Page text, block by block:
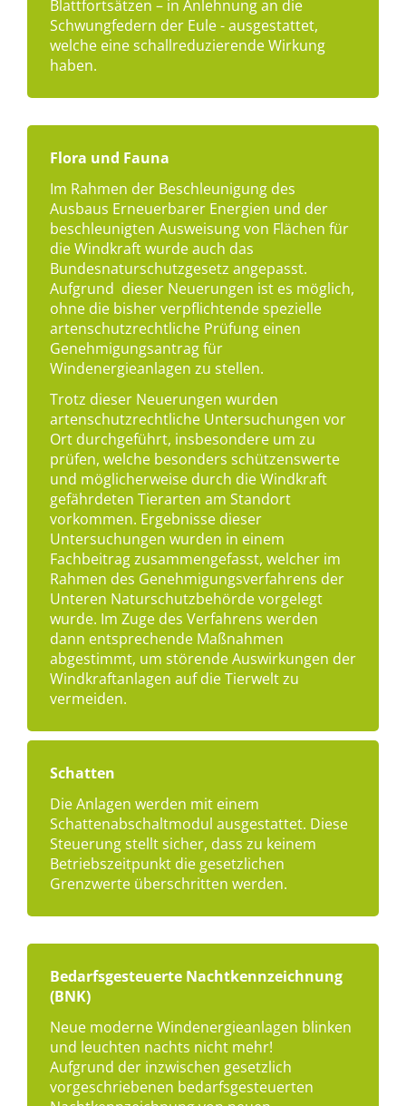
Blattfortsätzen – in Anlehnung an die
Schwungfedern der Eule - ausgestattet,
welche eine schallreduzierende Wirkung
haben.
Flora und Fauna
Im Rahmen der Beschleunigung des
Ausbaus Erneuerbarer Energien und der
beschleunigten Ausweisung von Flächen für
die Windkraft wurde auch das
Bundesnaturschutzgesetz angepasst.
Aufgrund dieser Neuerungen ist es möglich,
ohne die bisher verpflichtende spezielle
artenschutzrechtliche Prüfung einen
Genehmigungsantrag für
Windenergieanlagen zu stellen.
Trotz dieser Neuerungen wurden
artenschutzrechtliche Untersuchungen vor
Ort durchgeführt, insbesondere um zu
prüfen, welche besonders schützenswerte
und möglicherweise durch die Windkraft
gefährdeten Tierarten am Standort
vorkommen. Ergebnisse dieser
Untersuchungen wurden in einem
Fachbeitrag zusammengefasst, welcher im
Rahmen des Genehmigungsverfahrens der
Unteren Naturschutzbehörde vorgelegt
wurde. Im Zuge des Verfahrens werden
dann entsprechende Maßnahmen
abgestimmt, um störende Auswirkungen der
Windkraftanlagen auf die Tierwelt zu
vermeiden.
Schatten
Die Anlagen werden mit einem
Schattenabschaltmodul ausgestattet. Diese
Steuerung stellt sicher, dass zu keinem
Betriebszeitpunkt die gesetzlichen
Grenzwerte überschritten werden.
Bedarfsgesteuerte Nachtkennzeichnung
(BNK)
Neue moderne Windenergieanlagen blinken
und leuchten nachts nicht mehr!
Aufgrund der inzwischen gesetzlich
vorgeschriebenen bedarfsgesteuerten